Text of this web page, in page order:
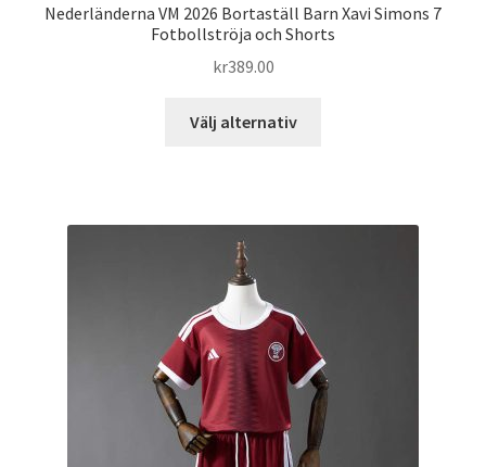
Nederländerna VM 2026 Bortaställ Barn Xavi Simons 7
Fotbollströja och Shorts
kr389.00
Välj alternativ
kan
väljas
på
produktsidan